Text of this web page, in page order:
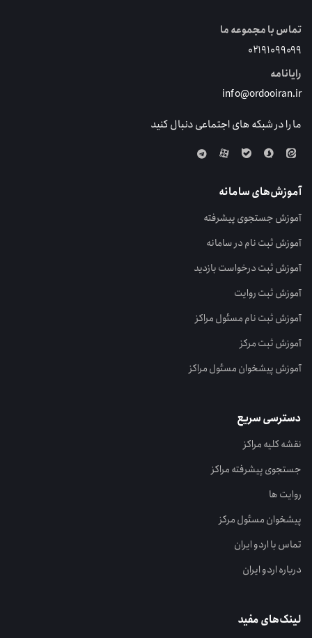
تماس با مجموعه ما
۰۲۱۹۱۰۹۹۰۹۹
رایانامه
info@ordooiran.ir
ما را در شبکه های اجتماعی دنبال کنید
آموزش‌های سامانه
آموزش جستجوی پیشرفته
آموزش ثبت نام در سامانه
آموزش ثبت درخواست بازدید
آموزش ثبت روایت
آموزش ثبت نام مسئول مراکز
آموزش ثبت مرکز
آموزش پیشخوان مسئول مراکز
دسترسی سریع
نقشه کلیه مراکز
جستجوی پیشرفته مراکز
روایت ها
پیشخوان مسئول مرکز
تماس با اردو ایران
درباره اردو ایران
لینک‌های مفید